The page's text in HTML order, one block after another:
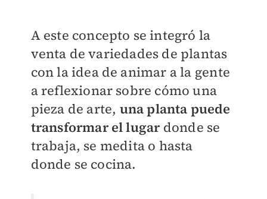
A este concepto se integró la
venta de variedades de plantas
con la idea de animar a la gente
a reflexionar sobre cómo una
pieza de arte, una planta puede
transformar el lugardonde se
trabaja, se medita o hasta
donde se cocina.